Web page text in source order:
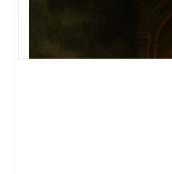
motstand. Det er noe